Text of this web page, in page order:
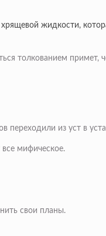
жидкости,
толкованием примет,
переходили из уст в
мифическое.
свои планы.